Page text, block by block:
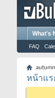
What's
FAQ
หน้าแร